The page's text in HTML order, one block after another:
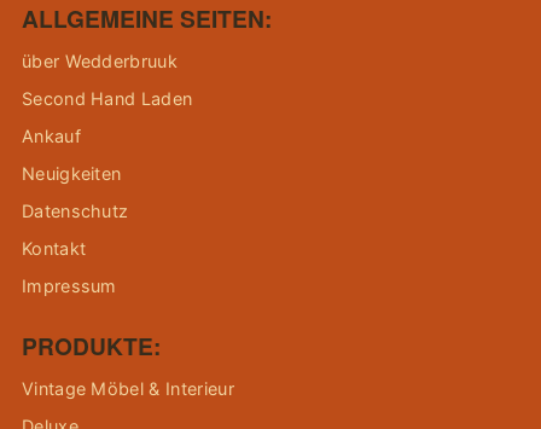
ALLGEMEINE SEITEN:
über Wedderbruuk
Second Hand Laden
Ankauf
Neuigkeiten
Datenschutz
Kontakt
Impressum
PRODUKTE:
Vintage Möbel & Interieur